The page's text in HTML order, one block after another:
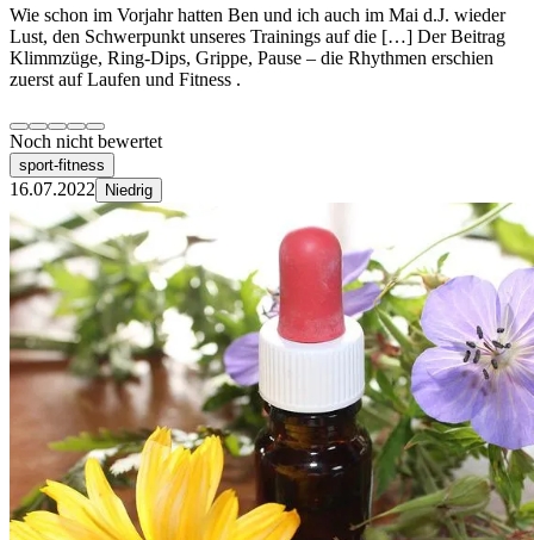
Wie schon im Vorjahr hatten Ben und ich auch im Mai d.J. wieder
Lust, den Schwerpunkt unseres Trainings auf die […] Der Beitrag
Klimmzüge, Ring-Dips, Grippe, Pause – die Rhythmen erschien
zuerst auf Laufen und Fitness .
Noch nicht bewertet
sport-fitness
16.07.2022 Niedrig